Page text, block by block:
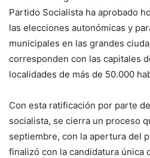
Partido Socialista ha aprobado
las elecciones autonómicas y
municipales en las grandes
corresponden con las capitales
localidades de más de 50.000
Con esta ratificación por parte
socialista, se cierra un proceso
septiembre, con la apertura del
finalizó con la candidatura única